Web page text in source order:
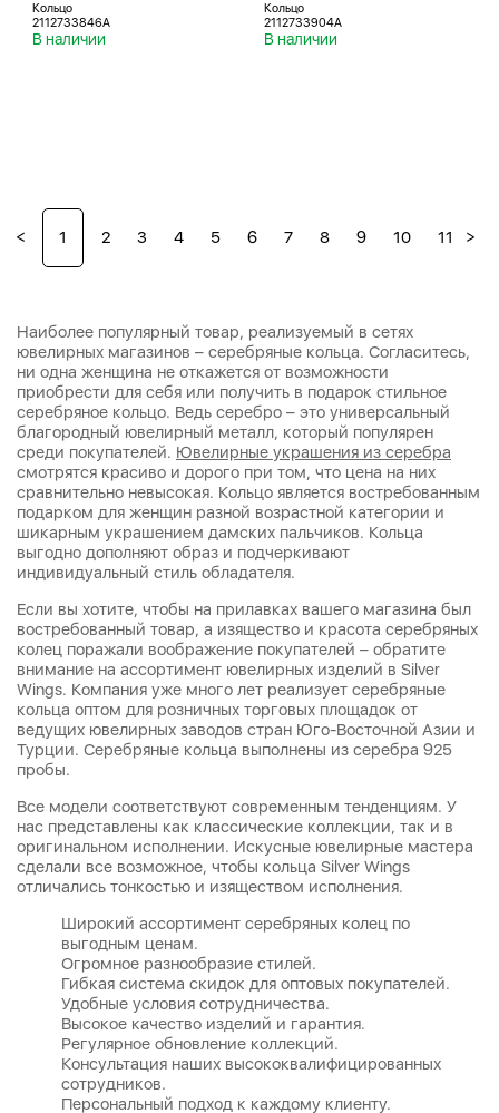
Кольцо
2112733846A
В наличии
Кольцо
2112733904A
В наличии
< 1 2 3 4 5 6 7 8 9 10 11 >
Наиболее популярный товар, реализуемый в сетях
ювелирных магазинов – серебряные кольца. Согласитесь,
ни одна женщина не откажется от возможности
приобрести для себя или получить в подарок стильное
серебряное кольцо. Ведь серебро – это универсальный
благородный ювелирный металл, который популярен
среди покупателей. Ювелирные украшения из серебра
смотрятся красиво и дорого при том, что цена на них
сравнительно невысокая. Кольцо является востребованным
подарком для женщин разной возрастной категории и
шикарным украшением дамских пальчиков. Кольца
выгодно дополняют образ и подчеркивают
индивидуальный стиль обладателя.
Если вы хотите, чтобы на прилавках вашего магазина был
востребованный товар, а изящество и красота серебряных
колец поражали воображение покупателей – обратите
внимание на ассортимент ювелирных изделий в Silver
Wings. Компания уже много лет реализует серебряные
кольца оптом для розничных торговых площадок от
ведущих ювелирных заводов стран Юго-Восточной Азии и
Турции. Серебряные кольца выполнены из серебра 925
пробы.
Все модели соответствуют современным тенденциям. У
нас представлены как классические коллекции, так и в
оригинальном исполнении. Искусные ювелирные мастера
сделали все возможное, чтобы кольца Silver Wings
отличались тонкостью и изяществом исполнения.
Широкий ассортимент серебряных колец по
выгодным ценам.
Огромное разнообразие стилей.
Гибкая система скидок для оптовых покупателей.
Удобные условия сотрудничества.
Высокое качество изделий и гарантия.
Регулярное обновление коллекций.
Консультация наших высококвалифицированных
сотрудников.
Персональный подход к каждому клиенту.